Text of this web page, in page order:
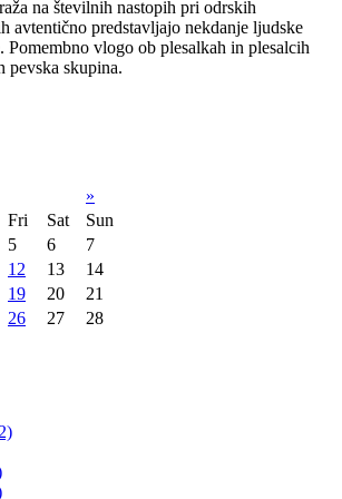
na številnih nastopih pri odrskih
avtentično predstavljajo nekdanje ljudske
Pomembno vlogo ob plesalkah in plesalcih
pevska skupina.
»
Fri Sat
Sun
5 6
7
12 13
14
19 20
21
26 27
28